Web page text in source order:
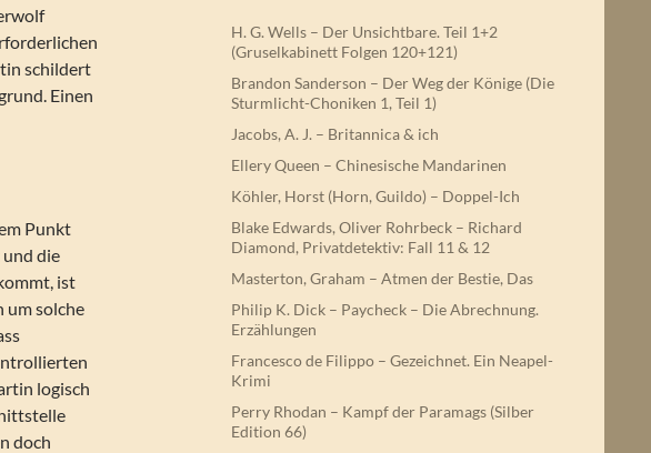
schildert
Einen
Punkt
und die
ist
um solche
logisch
doch
H. G. Wells – Der Unsichtbare. Teil 1+2
(Gruselkabinett Folgen 120+121)
Brandon Sanderson – Der Weg der Könige (Die
Sturmlicht-Choniken 1, Teil 1)
Jacobs, A. J. – Britannica & ich
Ellery Queen – Chinesische Mandarinen
Köhler, Horst (Horn, Guildo) – Doppel-Ich
Blake Edwards, Oliver Rohrbeck – Richard
Diamond, Privatdetektiv: Fall 11 & 12
Masterton, Graham – Atmen der Bestie, Das
Philip K. Dick – Paycheck – Die Abrechnung.
Erzählungen
Francesco de Filippo – Gezeichnet. Ein Neapel-
Krimi
Perry Rhodan – Kampf der Paramags (Silber
Edition 66)